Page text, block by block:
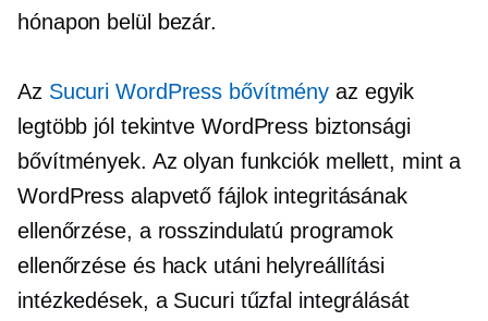
hónapon belül bezár.
Az Sucuri WordPress bővítmény az egyik
legtöbb jól tekintve WordPress biztonsági
bővítmények. Az olyan funkciók mellett, mint a
WordPress alapvető fájlok integritásának
ellenőrzése, a rosszindulatú programok
ellenőrzése és hack utánihelyreállítási
intézkedések, a Sucuri tűzfal integrálását